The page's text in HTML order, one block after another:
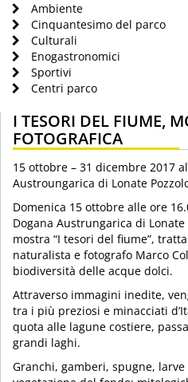
Ambiente
Cinquantesimo del parco
Culturali
Enogastronomici
Sportivi
Centri parco
I TESORI DEL FIUME,
FOTOGRAFICA
15 ottobre – 31 dicembre 2017
Austroungarica di Lonate
Domenica 15 ottobre alle ore
Dogana Austrungarica di
mostra “I tesori del fiume”,
naturalista e fotografo Marco
biodiversità delle acque dolci.
Attraverso immagini inedite,
tra i più preziosi e minacciati
quota alle lagune costiere,
grandi laghi.
Granchi, gamberi, spugne,